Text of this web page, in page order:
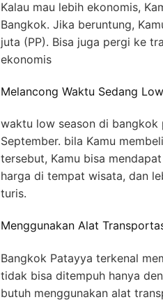
Kalau mau lebih ekonomis,
Bangkok. Jika beruntung,
juta (PP). Bisa juga pergi ke
ekonomis
Melancong Waktu Sedang
waktu low season di bangkok
September. bila Kamu
tersebut, Kamu bisa
harga di tempat wisata, dan
turis.
Menggunakan Alat
Bangkok Patayya terkenal
tidak bisa ditempuh hanya
butuh menggunakan alat